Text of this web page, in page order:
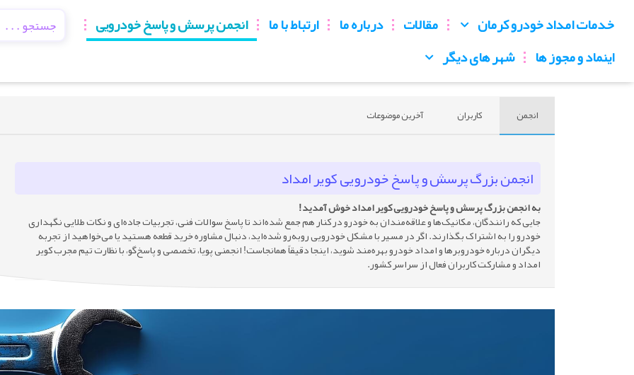
خدمات امداد خودرو کرمان مقالات درباره ما ارتباط با ما
انجمن پرسش و پاسخ خودرویی
اینماد و مجوز ها
شهر های دیگر
انجمن کاربران آخرین موضوعات
انجمن بزرگ پرسش و پاسخ خودرویی کویر امداد
به انجمن بزرگ پرسش و پاسخ خودرویی کویر امداد خوش آمدید!
جایی که رانندگان، مکانیک‌ها و علاقه‌مندان به خودرو در کنار هم جمع شده‌اند تا پاسخ سوالات فنی، تجربیات جاده‌ای و نکات طلایی نگهداری
خودرو را به اشتراک بگذارند. اگر در مسیر با مشکل خودرویی روبه‌رو شده‌اید، دنبال مشاوره خرید قطعه هستید یا می‌خواهید از تجربه
دیگران درباره خودروبرها و امداد خودرو بهره‌مند شوید، اینجا دقیقاً همانجاست! انجمنی پویا، تخصصی و پاسخ‌گو، با نظارت تیم مجرب کویر
امداد و مشارکت کاربران فعال از سراسر کشور.